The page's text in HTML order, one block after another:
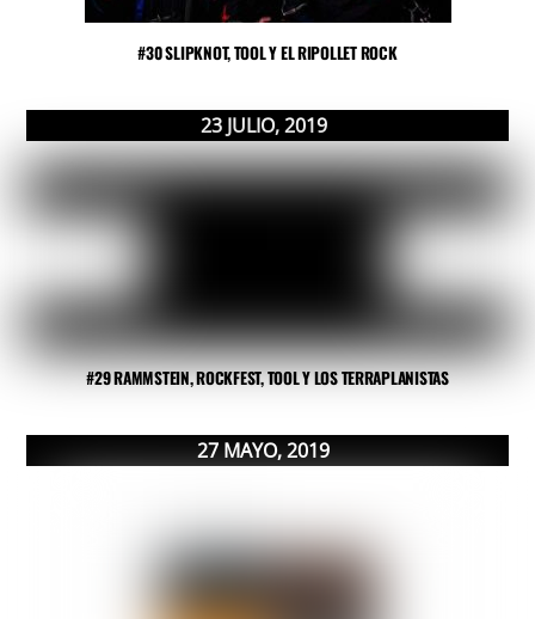
#30 SLIPKNOT, TOOL Y EL RIPOLLET ROCK
23 JULIO,2019
#29 RAMMSTEIN, ROCKFEST, TOOL Y LOS TERRAPLANISTAS
27 MAYO,2019